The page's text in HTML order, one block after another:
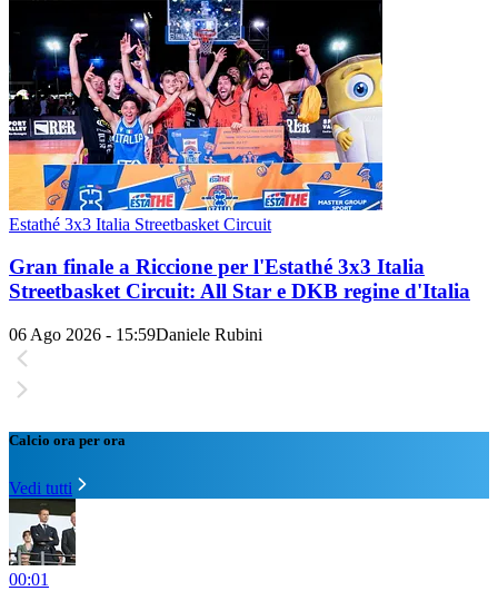
Estathé 3x3 Italia Streetbasket Circuit
Gran finale a Riccione per l'Estathé 3x3 Italia
Streetbasket Circuit: All Star e DKB regine d'Italia
06 Ago 2026 - 15:59Daniele Rubini
Calcio ora per ora
Vedi tutti
00:01